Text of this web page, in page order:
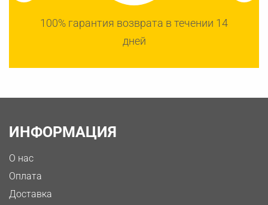
100% гарантия возврата в течении 14
дней
ИНФОРМАЦИЯ
О нас
Оплата
Доставка